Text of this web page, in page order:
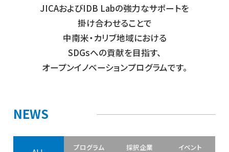
JICAおよびIDB Labの強力なサポートを
掛け合わせることで
中南米・カリブ地域における
SDGsへの貢献を目指す、
オープンイノベーションプログラムです。
NEWS